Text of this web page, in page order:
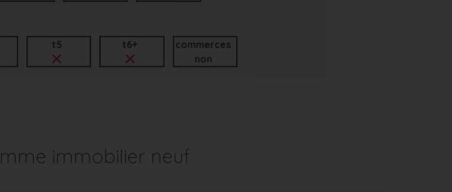
t5 t6+
commerces
non
immobilier neuf